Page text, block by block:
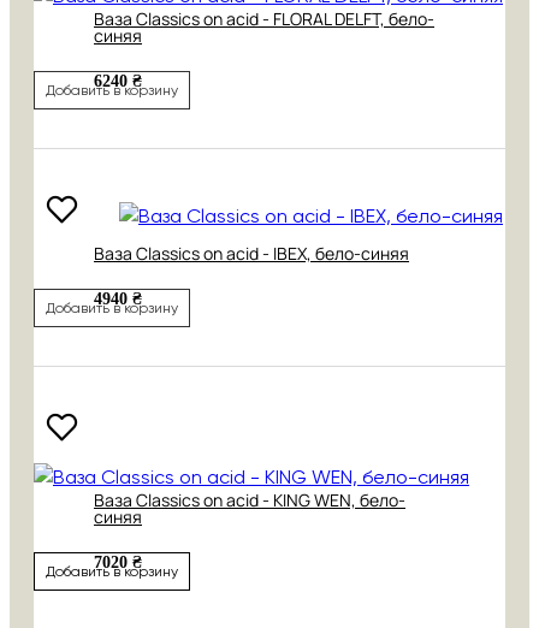
Ваза Classics on acid - FLORAL DELFT, бело-
синяя
6240 ₴
Добавить в корзину
Ваза Classics on acid - IBEX, бело-синяя
4940 ₴
Добавить в корзину
Ваза Classics on acid - KING WEN, бело-
синяя
7020 ₴
Добавить в корзину